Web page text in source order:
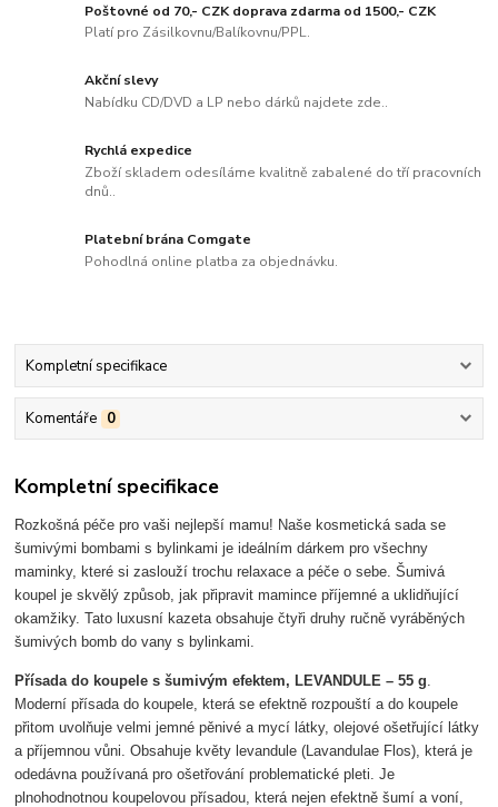
Poštovné od 70,- CZK doprava zdarma od 1500,- CZK
Platí pro Zásilkovnu/Balíkovnu/PPL.
Akční slevy
Nabídku CD/DVD a LP nebo dárků najdete zde..
Rychlá expedice
Zboží skladem odesíláme kvalitně zabalené do tří pracovních
dnů..
Platební brána Comgate
Pohodlná online platba za objednávku.
Kompletní specifikace
Komentáře 0
Kompletní specifikace
Rozkošná péče pro vaši nejlepší mamu! Naše kosmetická sada se
šumivými bombami s bylinkami je ideálním dárkem pro všechny
maminky, které si zaslouží trochu relaxace a péče o sebe. Šumivá
koupel je skvělý způsob, jak připravit mamince příjemné a uklidňující
okamžiky. Tato luxusní kazeta obsahuje čtyři druhy ručně vyráběných
šumivých bomb do vany s bylinkami.
Přísada do koupele s šumivým efektem, LEVANDULE – 55 g.
Moderní přísada do koupele, která se efektně rozpouští a do koupele
přitom uvolňuje velmi jemné pěnivé a mycí látky, olejové ošetřující látky
a příjemnou vůni. Obsahuje květy levandule (Lavandulae Flos), která je
odedávna používaná pro ošetřování problematické pleti. Je
plnohodnotnou koupelovou přísadou, která nejen efektně šumí a voní,